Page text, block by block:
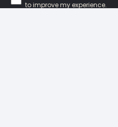
to improve my experience.